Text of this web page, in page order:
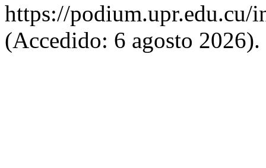
https://
(Accedido: 6 agosto 2026).